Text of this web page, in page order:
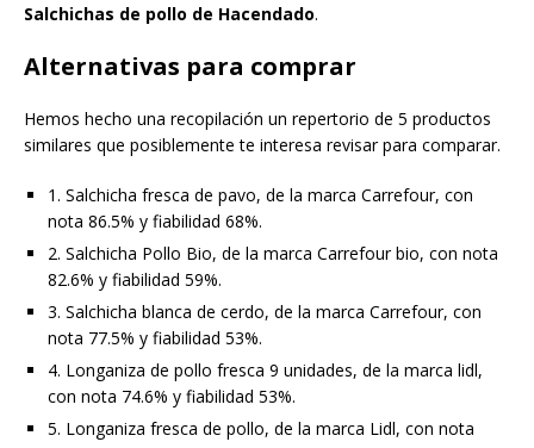
Salchichas de pollo de Hacendado.
Alternativas para comprar
Hemos hecho una recopilación un repertorio de 5 productos
similares que posiblemente te interesa revisar para comparar.
1. Salchicha fresca de pavo, de la marca Carrefour, con
nota 86.5% y fiabilidad 68%.
2. Salchicha Pollo Bio, de la marca Carrefour bio, con nota
82.6% y fiabilidad 59%.
3. Salchicha blanca de cerdo, de la marca Carrefour, con
nota 77.5% y fiabilidad 53%.
4. Longaniza de pollo fresca 9 unidades, de la marca lidl,
con nota 74.6% y fiabilidad 53%.
5. Longaniza fresca de pollo, de la marca Lidl, con nota